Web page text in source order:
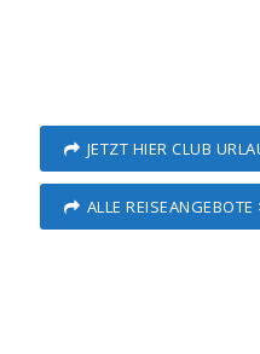
JETZT HIER CLUB
ALLE